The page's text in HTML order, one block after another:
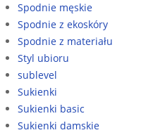
Spodnie męskie
Spodnie z ekoskóry
Spodnie z materiału
Styl ubioru
sublevel
Sukienki
Sukienki basic
Sukienki damskie